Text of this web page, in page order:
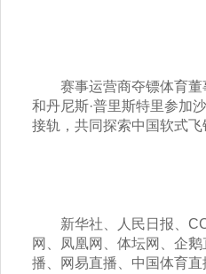
亚
赛事运营商夺镖体育董事
和丹尼斯·普里斯特里参加
接轨，共同探索中国软式
新华社、人民日报、
网、凤凰网、体坛网、企
播、网易直播、中国体育